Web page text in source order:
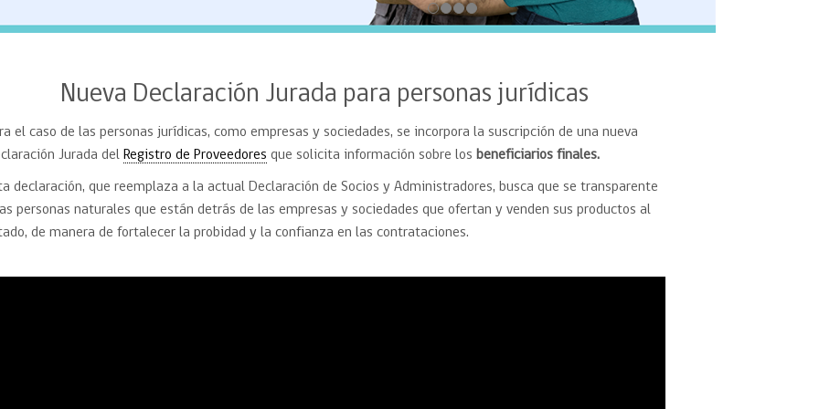
Nueva Declaración Jurada para personas jurídicas
el caso de las personas jurídicas, como empresas y sociedades, se incorpora la suscripción de una nueva
Jurada del Registro de Proveedores que solicita información sobre los beneficiarios finales.
declaración, que reemplaza a la actual Declaración de Socios y Administradores, busca que se transparente
personas naturales que están detrás de las empresas y sociedades que ofertan y venden sus productos al
de manera de fortalecer la probidad y la confianza en las contrataciones.